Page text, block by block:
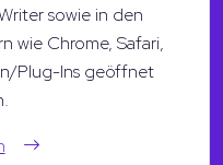
sowie in den
wie Chrome, Safari,
Plug-Ins geöffnet